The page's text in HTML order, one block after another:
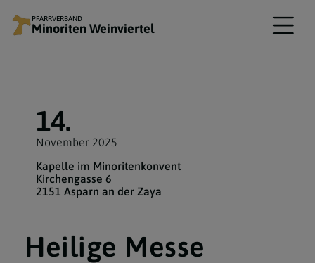
PFARRVERBAND
Minoriten Weinviertel
14.
November 2025
Kapelle im Minoritenkonvent
Kirchengasse 6
2151 Asparn an der Zaya
Heilige Messe